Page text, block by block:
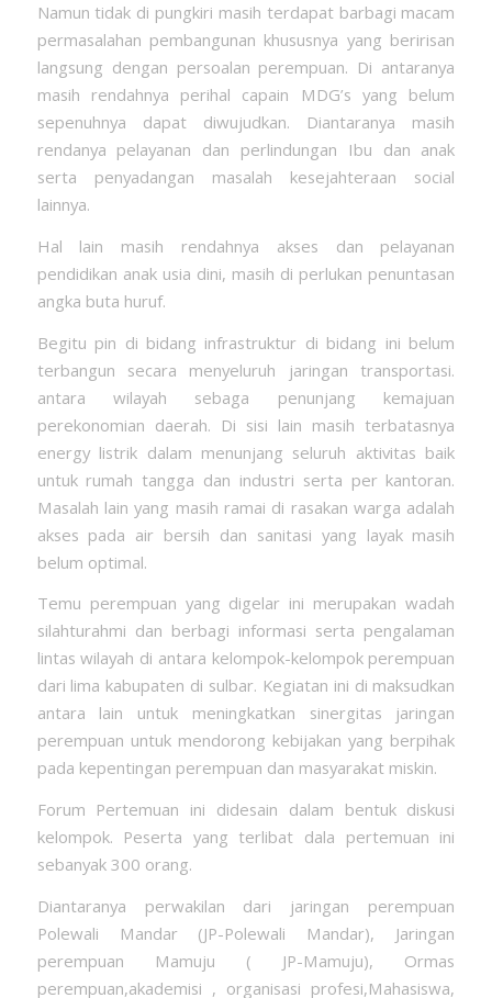
Namun tidak di pungkiri masih terdapat barbagi macam
permasalahan pembangunan khususnya yang beririsan
langsung dengan persoalan perempuan. Di antaranya
masih rendahnya perihal capain MDG’s yang belum
sepenuhnya dapat diwujudkan. Diantaranya masih
rendanya pelayanan dan perlindungan Ibu dan anak
serta penyadangan masalah kesejahteraan social
lainnya.
Hal lain masih rendahnya akses dan pelayanan
pendidikan anak usia dini, masih di perlukan penuntasan
angka buta huruf.
Begitu pin di bidang infrastruktur di bidang ini belum
terbangun secara menyeluruh jaringan transportasi.
antara wilayah sebaga penunjang kemajuan
perekonomian daerah. Di sisi lain masih terbatasnya
energy listrik dalam menunjang seluruh aktivitas baik
untuk rumah tangga dan industri serta per kantoran.
Masalah lain yang masih ramai di rasakan warga adalah
akses pada air bersih dan sanitasi yang layak masih
belum optimal.
Temu perempuan yang digelar ini merupakan wadah
silahturahmi dan berbagi informasi serta pengalaman
lintas wilayah di antara kelompok-kelompok perempuan
dari lima kabupaten di sulbar. Kegiatan ini di maksudkan
antara lain untuk meningkatkan sinergitas jaringan
perempuan untuk mendorong kebijakan yang berpihak
pada kepentingan perempuan dan masyarakat miskin.
Forum Pertemuan ini didesain dalam bentuk diskusi
kelompok. Peserta yang terlibat dala pertemuan ini
sebanyak 300 orang.
Diantaranya perwakilan dari jaringan perempuan
Polewali Mandar (JP-Polewali Mandar), Jaringan
perempuan Mamuju ( JP-Mamuju), Ormas
perempuan,akademisi , organisasi profesi,Mahasiswa,